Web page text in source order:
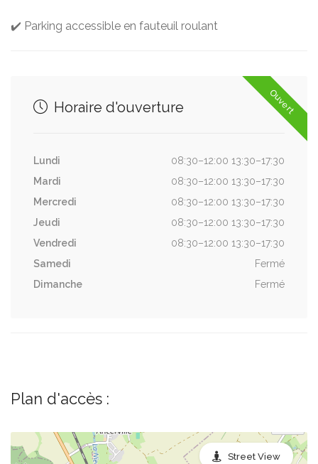
✔️ Parking accessible en fauteuil roulant
Ouvert
Horaire d'ouverture
Lundi
08:30–12:00 13:30–17:30
Mardi
08:30–12:00 13:30–17:30
Mercredi
08:30–12:00 13:30–17:30
Jeudi
08:30–12:00 13:30–17:30
Vendredi
08:30–12:00 13:30–17:30
Samedi
Fermé
Dimanche
Fermé
Plan d'accès :
Street View